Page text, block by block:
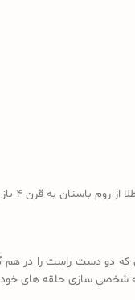
باستان به قرن 4 باز می‌گردد
دست راست را در هم
سازی حلقه های خود